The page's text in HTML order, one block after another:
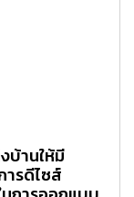
านให้มี
ารดีไซส์